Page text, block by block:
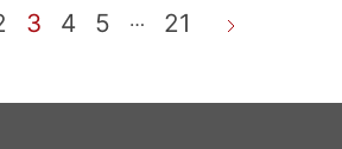
3 4 5 … 21